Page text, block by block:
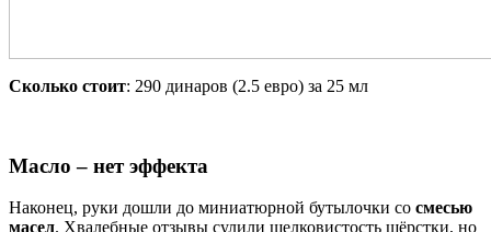
Сколько стоит: 290 динаров (2.5 евро) за 25 мл
Масло – нет эффекта
Наконец, руки дошли до миниатюрной бутылочки со смесью
масел. Хвалебные отзывы сулили шелковистость шёрстки, но